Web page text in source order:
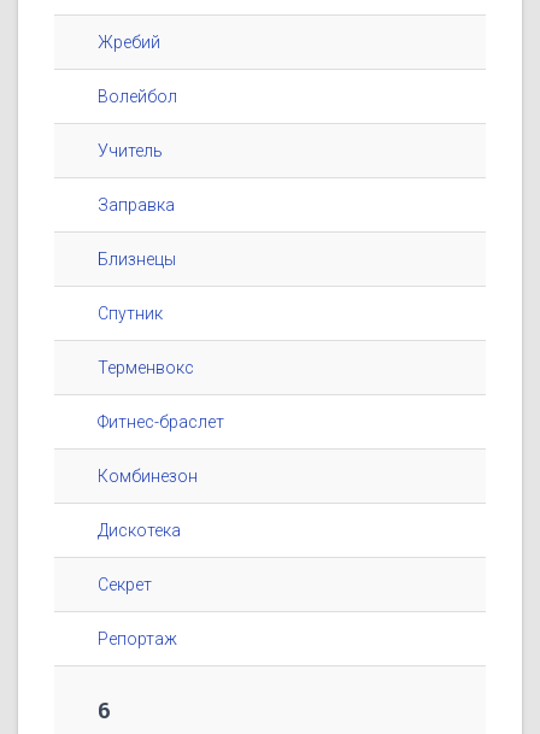
Жребий
Волейбол
Учитель
Заправка
Близнецы
Спутник
Терменвокс
Фитнес-браслет
Комбинезон
Дискотека
Секрет
Репортаж
6